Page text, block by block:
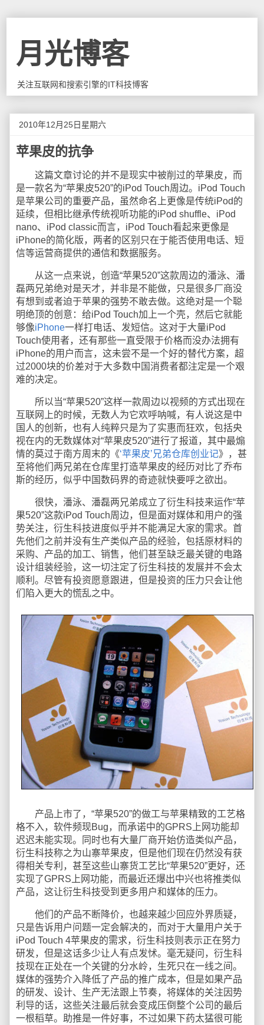
月光博客
关注互联网和搜索引擎的IT科技博客
2010年12月25日星期六
苹果皮的抗争
这篇文章讨论的并不是现实中被削过的苹果皮，而
是一款名为“苹果皮520”的iPod Touch周边。iPod Touch
是苹果公司的重要产品，虽然命名上更像是传统iPod的
延续，但相比继承传统视听功能的iPod shuffle、iPod
nano、iPod classic而言，iPod Touch看起来更像是
iPhone的简化版，两者的区别只在于能否使用电话、短
信等运营商提供的通信和数据服务。
从这一点来说，创造“苹果520”这款周边的潘泳、潘
磊两兄弟绝对是天才，并非是不能做，只是很多厂商没
有想到或者迫于苹果的强势不敢去做。这绝对是一个聪
明绝顶的创意：给iPod Touch加上一个壳，然后它就能
够像iPhone一样打电话、发短信。这对于大量iPod
Touch使用者，还有那些一直受限于价格而没办法拥有
iPhone的用户而言，这未尝不是一个好的替代方案，超
过2000块的价差对于大多数中国消费者都注定是一个艰
难的决定。
所以当“苹果520”这样一款周边以视频的方式出现在
互联网上的时候，无数人为它欢呼呐喊，有人说这是中
国人的创新，也有人纯粹只是为了实惠而狂欢，包括央
视在内的无数媒体对“苹果皮520”进行了报道，其中最煽
情的莫过于南方周末的《‘苹果皮’兄弟仓库创业记》，甚
至将他们两兄弟在仓库里打造苹果皮的经历对比了乔布
斯的经历，似乎中国数码界的奇迹就快要呼之欲出。
很快，潘泳、潘磊两兄弟成立了衍生科技来运作“苹
果520”这款iPod Touch周边，但是面对媒体和用户的强
势关注，衍生科技进度似乎并不能满足大家的需求。首
先他们之前并没有生产类似产品的经验，包括原材料的
采购、产品的加工、销售，他们甚至缺乏最关键的电路
设计组装经验，这一切注定了衍生科技的发展并不会太
顺利。尽管有投资愿意跟进，但是投资的压力只会让他
们陷入更大的慌乱之中。
产品上市了，“苹果520”的做工与苹果精致的工艺格
格不入，软件频现Bug，而承诺中的GPRS上网功能却
迟迟未能实现。同时也有大量厂商开始仿造类似产品，
衍生科技称之为山寨苹果皮，但是他们现在仍然没有获
得相关专利，甚至这些山寨货工艺比“苹果520”更好，还
实现了GPRS上网功能，而最近还爆出中兴也将推类似
产品，这让衍生科技受到更多用户和媒体的压力。
他们的产品不断降价，也越来越少回应外界质疑，
只是告诉用户问题一定会解决的，而对于大量用户关于
iPod Touch 4苹果皮的需求，衍生科技则表示正在努力
研发，但是这话多少让人有点发怵。毫无疑问，衍生科
技现在正处在一个关键的分水岭，生死只在一线之间。
媒体的强势介入降低了产品的推广成本，但是如果产品
的研发、设计、生产无法跟上节奏，将媒体的关注因势
利导的话，这些关注最后就会变成压倒整个公司的最后
一根稻草。助推是一件好事，不过如果下药太猛很可能